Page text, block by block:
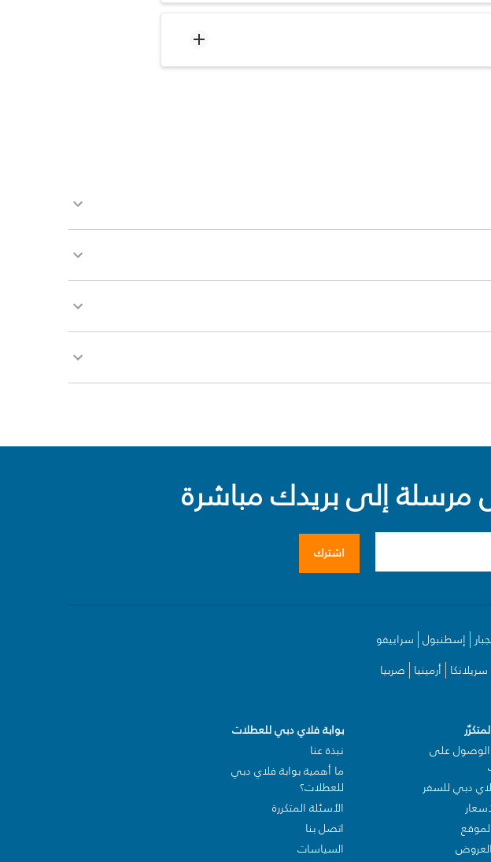
إلى بريدك مباشرة
اشترك
إسطنبول سراييفو
سريلانكا أرمينيا صربيا
على
دبي للسفر
بوابة فلاي دبي للعطلات
نبذة عنا
ما أهمية بوابة فلاي دبي
للعطلات؟
الأسئلة المتكررة
اتصل بنا
السياسات